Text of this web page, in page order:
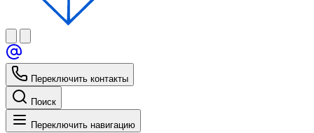
Переключить контакты
Поиск
Переключить навигацию